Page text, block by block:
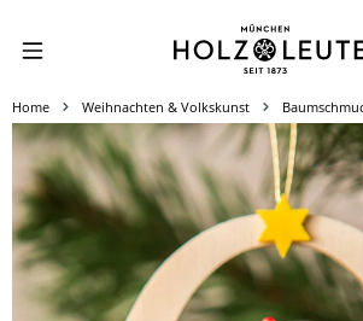
Zum Hauptinhalt springen
Home Weihnachten & Volkskunst
Bildergalerie überspringen